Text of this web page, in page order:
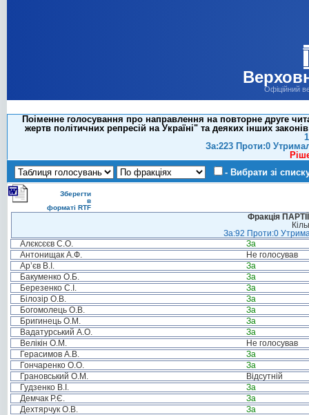
Офіційний
Поіменне голосування про направлення на повторне друге
жертв політичних репресій на Україні" та деяких інших
За:223 Проти:0
- Вибрати зі
Зберегти
в
форматі RTF
Фракція
За:92 Проти:0
Алєксєєв С.О.
За
Антонищак А.Ф.
Не голосував
Ар’єв В.І.
За
Бакуменко О.Б.
За
Березенко С.І.
За
Білозір О.В.
За
Богомолець О.В.
За
Бригинець О.М.
За
Вадатурський А.О.
За
Велікін О.М.
Не голосував
Герасимов А.В.
За
Гончаренко О.О.
За
Грановський О.М.
Відсутній
Гудзенко В.І.
За
Демчак Р.Є.
За
Дехтярчук О.В.
За